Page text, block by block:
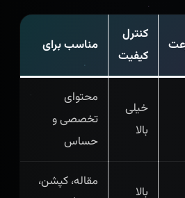
کنترل
کیفیت
مناسب برای
خیلی
بالا
محتوای
تخصصی و
حساس
بالا
مقاله، کپشن،